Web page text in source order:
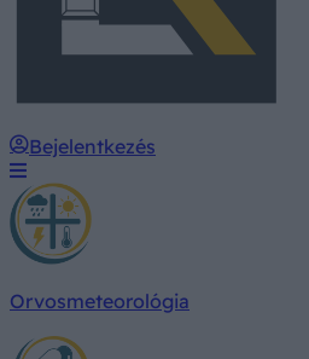
Bejelentkezés
Orvosmeteorológia